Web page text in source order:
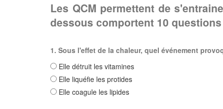
Les QCM permettent de
dessous comportent 10
1. Sous l'effet de la chaleur, quel événement
Elle détruit les vitamines
Elle liquéfie les protides
Elle coagule les lipides